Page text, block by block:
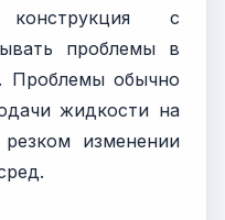
с
проблемы в
Проблемы обычно
жидкости на
изменении